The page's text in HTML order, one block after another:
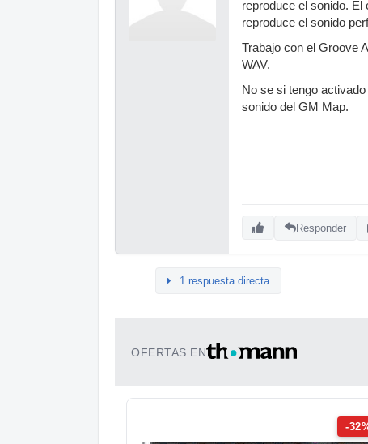
reproduce el sonido.
reproduce el sonido
Trabajo con el Groove
WAV.
No se si tengo
sonido del GM Map.
Responder
1 respuesta directa
OFERTAS EN
-